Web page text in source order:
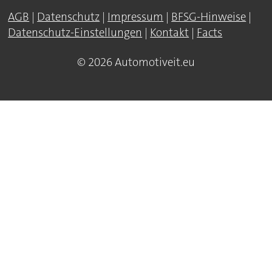
AGB | Datenschutz | Impressum | BFSG-Hinweise |
Datenschutz-Einstellungen | Kontakt | Facts
© 2026 Automotiveit.eu